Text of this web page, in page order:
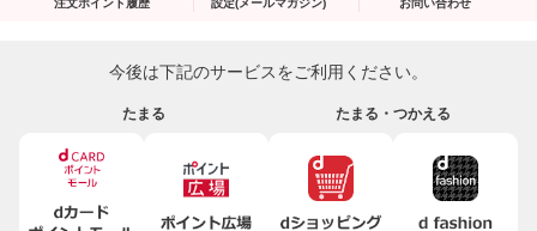
注文ポイント履歴 設定(メールマガジン) お問い合わせ
今後は下記のサービスをご利用ください。
たまる たまる・つかえる